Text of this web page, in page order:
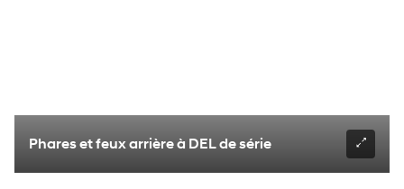
Phares et feux arrière à DEL de série